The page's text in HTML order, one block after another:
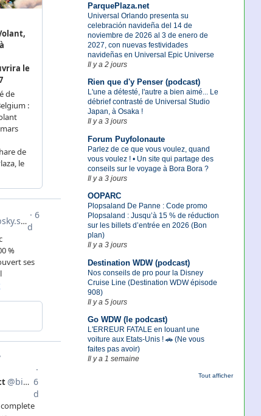
ParquePlaza.net
Universal Orlando presenta su
celebración navideña del 14 de
noviembre de 2026 al 3 de enero de
2027, con nuevas festividades
navideñas en Universal Epic Universe
Il y a 2 jours
Rien que d'y Penser (podcast)
L'une a détesté, l'autre a bien aimé... Le
débrief contrasté de Universal Studio
Japan, à Osaka !
Il y a 3 jours
Forum Puyfolonaute
Parlez de ce que vous voulez, quand
vous voulez ! • Un site qui partage des
conseils sur le voyage à Bora Bora ?
Il y a 3 jours
OOPARC
Plopsaland De Panne : Code promo
Plopsaland : Jusqu’à 15 % de réduction
sur les billets d’entrée en 2026 (Bon
plan)
Il y a 3 jours
Destination WDW (podcast)
Nos conseils de pro pour la Disney
Cruise Line (Destination WDW épisode
908)
Il y a 5 jours
Go WDW (le podcast)
L'ERREUR FATALE en louant une
voiture aux Etats-Unis ! 🚗 (Ne vous
faites pas avoir)
Il y a 1 semaine
Tout afficher